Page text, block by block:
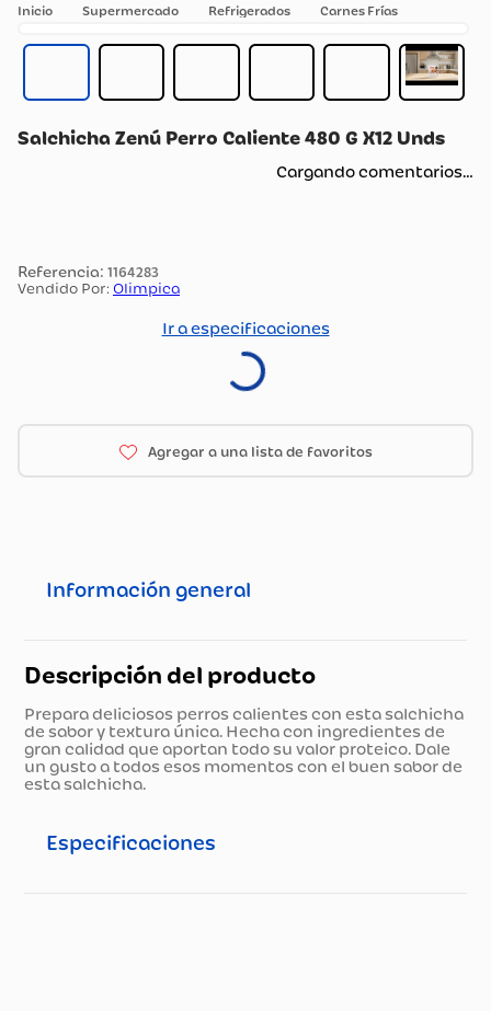
Supermercado Refrigerados Carnes Frías
Salchicha Zenú Perro Caliente 480 G X12 Unds
Cargando comentarios…
: 1164283
Vendido Por: Olimpica
Ir a especificaciones
Información general
Descripción del producto
Prepara deliciosos perros calientes con esta salchicha
de sabor y textura única. Hecha con ingredientes de
gran calidad que aportan todo su valor proteico. Dale
un gusto a todos esos momentos con el buen sabor de
esta salchicha.
Especificaciones